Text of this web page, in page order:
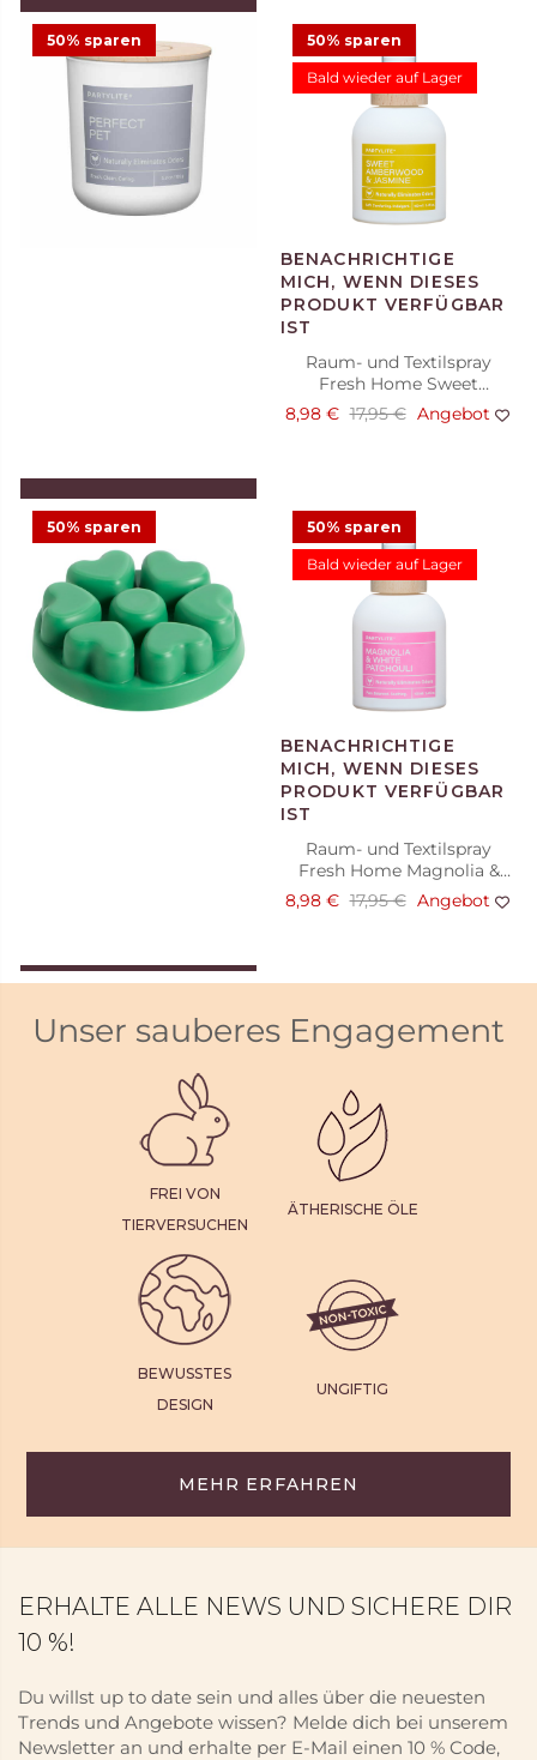
LEGEN
Duftwachsglas Fresh Home
Lavender & Chamomile
12,48 €
24,95 €
Angebot
50% sparen
LEGEN
Duftwachsglas Fresh Home
Perfect Pet
12,48 € 24,95 €
Angebot
50% sparen
Bald wieder auf Lager
Raum- und Textilspray
Fresh Home Sweet
Amberwood & Jasmine
8,98 € 17,95 € Angebot
50% sparen
Evergreen Fir, herzförmig
Angebot
50% sparen
Bald wieder auf Lager
Raum- und Textilspray
Fresh Home Magnolia &
White Patchouli
8,98 € 17,95 € Angebot
Unser sauberes Engagement
FREI VON
TIERVERSUCHEN
ÄTHERISCHE ÖLE
BEWUSSTES
DESIGN
UNGIFTIG
MEHR ERFAHREN
ERHALTE ALLE NEWS UND SICHERE DIR
10 %!
Du willst up to date sein und alles über die neuesten
Trends und Angebote wissen? Melde dich bei unserem
Newsletter an und erhalte per E-Mail einen 10 % Code,